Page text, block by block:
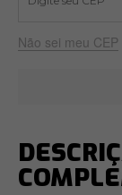
Não sei meu CEP